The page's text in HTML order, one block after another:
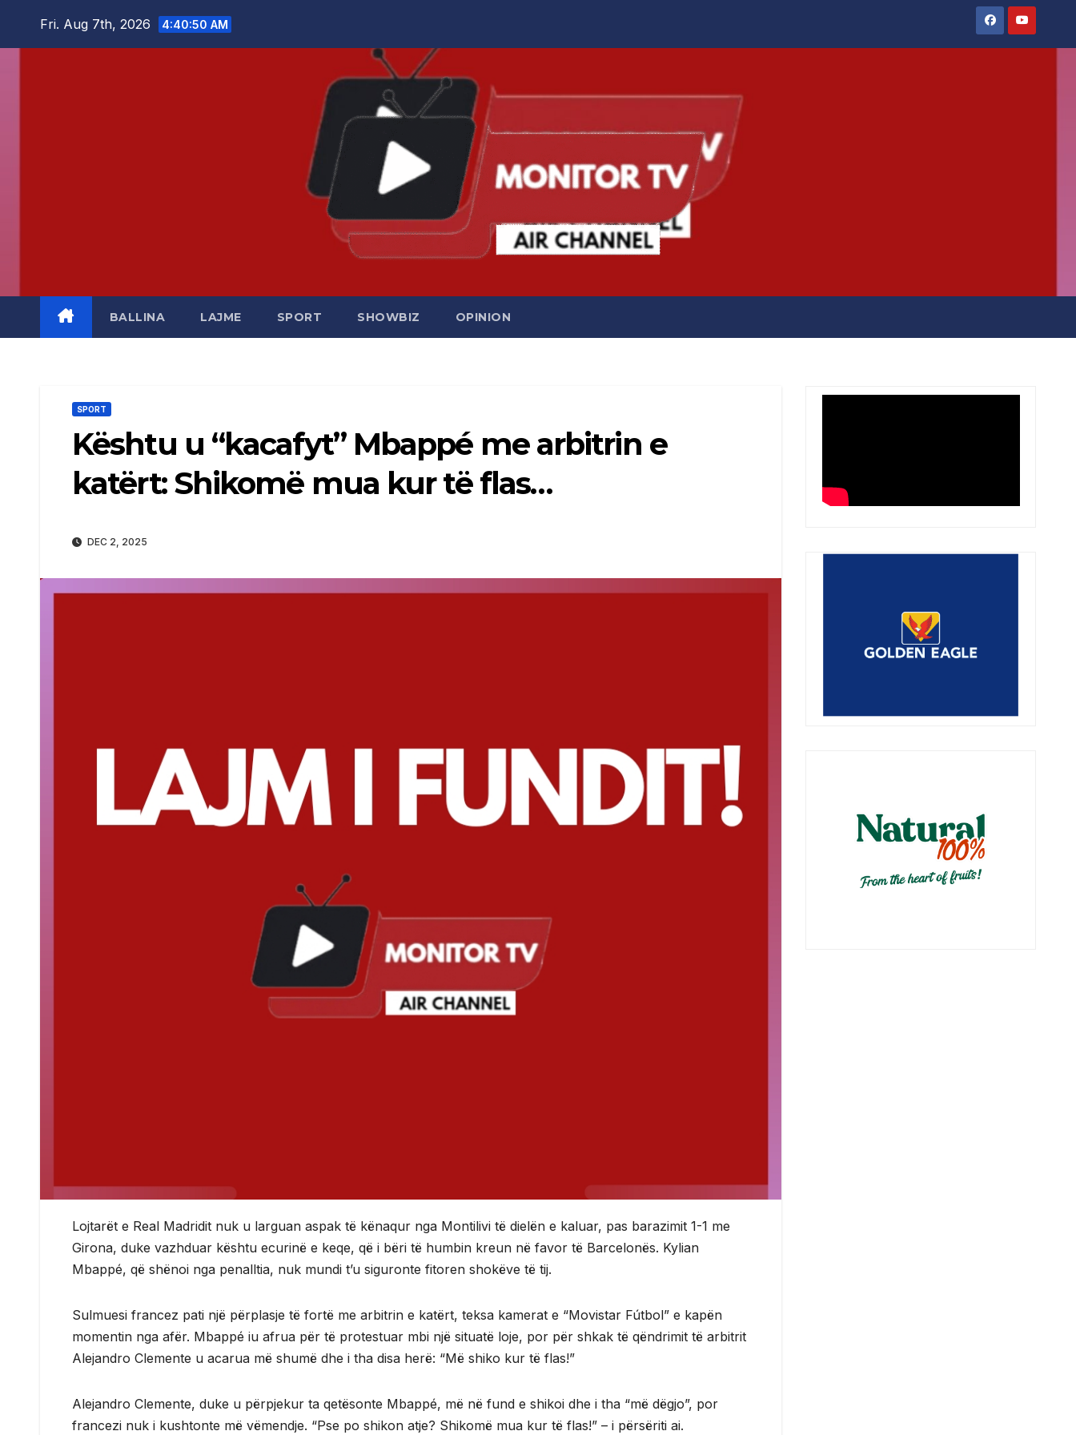
Fri. Aug 7th, 2026 4:40:51 AM
BALLINA LAJME SPORT SHOWBIZ OPINION
SPORT
Kështu u “kacafyt” Mbappé me arbitrin e
katërt: Shikomë mua kur të flas…
DEC 2, 2025
Lojtarët e Real Madridit nuk u larguan aspak të kënaqur nga Montilivi të dielën e kaluar, pas barazimit 1-1 me
Girona, duke vazhduar kështu ecurinë e keqe, që i bëri të humbin kreun në favor të Barcelonës. Kylian
Mbappé, që shënoi nga penalltia, nuk mundi t’u siguronte fitoren shokëve të tij.
Sulmuesi francez pati një përplasje të fortë me arbitrin e katërt, teksa kamerat e “Movistar Fútbol” e kapën
momentin nga afër. Mbappé iu afrua për të protestuar mbi një situatë loje, por për shkak të qëndrimit të arbitrit
Alejandro Clemente u acarua më shumë dhe i tha disa herë: “Më shiko kur të flas!”
Alejandro Clemente, duke u përpjekur ta qetësonte Mbappé, më në fund e shikoi dhe i tha “më dëgjo”, por
francezi nuk i kushtonte më vëmendje. “Pse po shikon atje? Shikomë mua kur të flas!” – i përsëriti ai.